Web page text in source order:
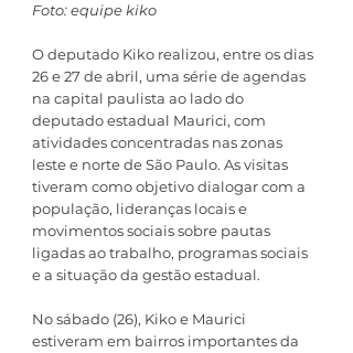
Foto: equipe kiko
O deputado Kiko realizou, entre os dias
26 e 27 de abril, uma série de agendas
na capital paulista ao lado do
deputado estadual Maurici, com
atividades concentradas nas zonas
leste e norte de São Paulo. As visitas
tiveram como objetivo dialogar com a
população, lideranças locais e
movimentos sociais sobre pautas
ligadas ao trabalho, programas sociais
e a situação da gestão estadual.
No sábado (26), Kiko e Maurici
estiveram em bairros importantes da